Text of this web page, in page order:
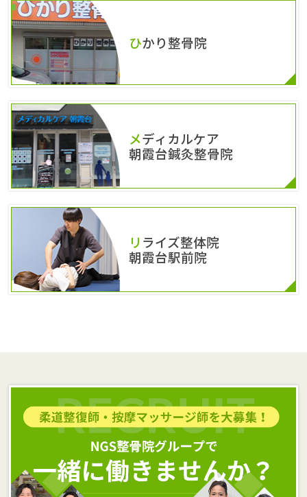
ひかり整骨院
メディカルケア
朝霞台鍼灸整骨院
リライズ整体院
朝霞台駅前院